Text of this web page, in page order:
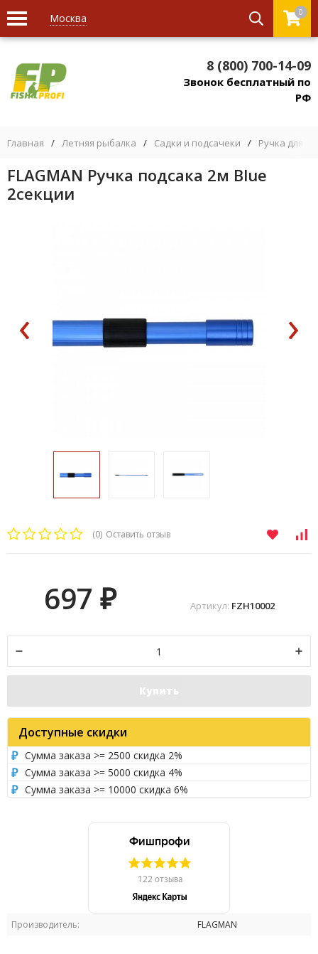
Москва 0
8 (800) 700-14-09
Звонок бесплатный по
РФ
Главная / Летняя рыбалка / Садки и подсачеки / Ручка для
FLAGMAN Ручка подсака 2м Blue
2секции
‹ ›
(0) Оставить отзыв
Производитель: FLAGMAN
Артикул: FZH10002
697 ₽
Купить
Доступные скидки
Сумма заказа >= 2500 скидка 2%
Сумма заказа >= 5000 скидка 4%
Сумма заказа >= 10000 скидка 6%